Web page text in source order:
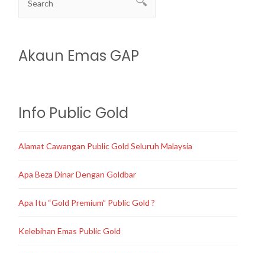
Akaun Emas GAP
Info Public Gold
Alamat Cawangan Public Gold Seluruh Malaysia
Apa Beza Dinar Dengan Goldbar
Apa Itu “Gold Premium” Public Gold ?
Kelebihan Emas Public Gold